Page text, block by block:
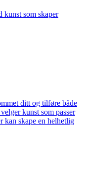
kunst som skaper
ditt og tilføre både
kunst som passer
kan skape en helhetlig